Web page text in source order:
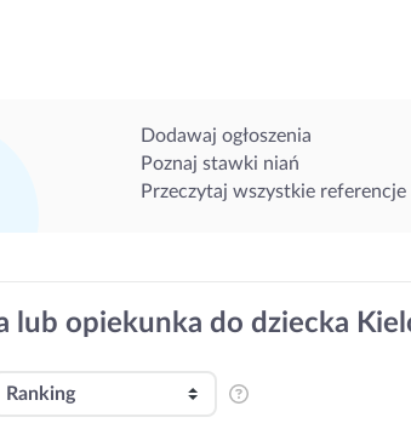
Dodawaj ogłoszenia
Poznaj stawki niań
Przeczytaj wszystkie referencje
lub opiekunka do dziecka